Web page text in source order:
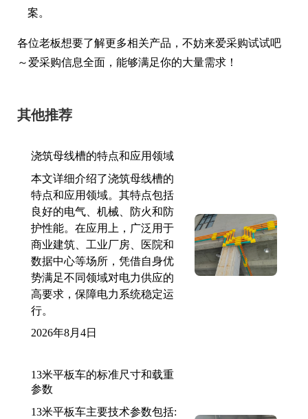
案。
各位老板想要了解更多相关产品，不妨来爱采购试试吧
～爱采购信息全面，能够满足你的大量需求！
其他推荐
浇筑母线槽的特点和应用领域
本文详细介绍了浇筑母线槽的
特点和应用领域。其特点包括
良好的电气、机械、防火和防
护性能。在应用上，广泛用于
商业建筑、工业厂房、医院和
数据中心等场所，凭借自身优
势满足不同领域对电力供应的
高要求，保障电力系统稳定运
行。
2026年8月4日
13米平板车的标准尺寸和载重
参数
13米平板车主要技术参数包括: